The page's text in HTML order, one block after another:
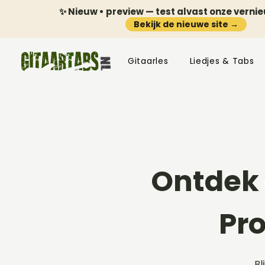
✨ Nieuw • preview — test alvast onze
Bekijk de nieuwe site →
Gitaarles Liedjes & Tabs